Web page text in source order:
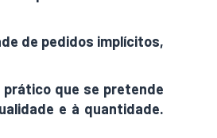
de pedidos implícitos,
prático que se pretende
e à quantidade.